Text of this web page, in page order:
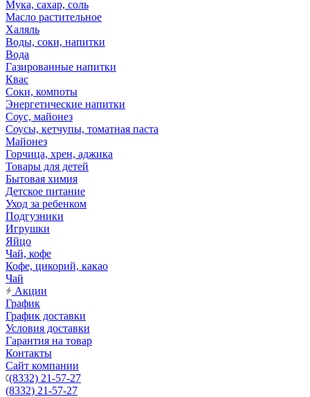
Мука, сахар, соль
Масло растительное
Халяль
Воды, соки, напитки
Вода
Газированные напитки
Квас
Соки, компоты
Энергетические напитки
Соус, майонез
Соусы, кетчупы, томатная паста
Майонез
Горчица, хрен, аджика
Товары для детей
Бытовая химия
Детское питание
Уход за ребенком
Подгузники
Игрушки
Яйцо
Чай, кофе
Кофе, цикорий, какао
Чай
Акции
График
График доставки
Условия доставки
Гарантия на товар
Контакты
Сайт компании
(8332) 21-57-27
(8332) 21-57-27